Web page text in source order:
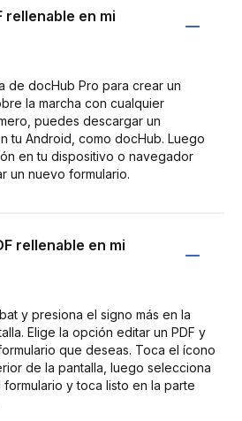
rellenable en mi
de docHub Pro para crear un
la marcha con cualquier
puedes descargar un
tu Android, como docHub. Luego
en tu dispositivo o navegador
un nuevo formulario.
rellenable en mi
y presiona el signo más en la
Elige la opción editar un PDF y
que deseas. Toca el ícono
de la pantalla, luego selecciona
formulario y toca listo en la parte